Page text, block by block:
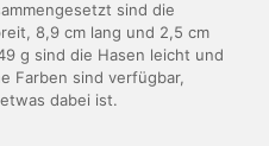
sind die
8,9 cm lang und 2,5 cm
g sind die Hasen leicht und
Farben sind verfügbar,
dabei ist.